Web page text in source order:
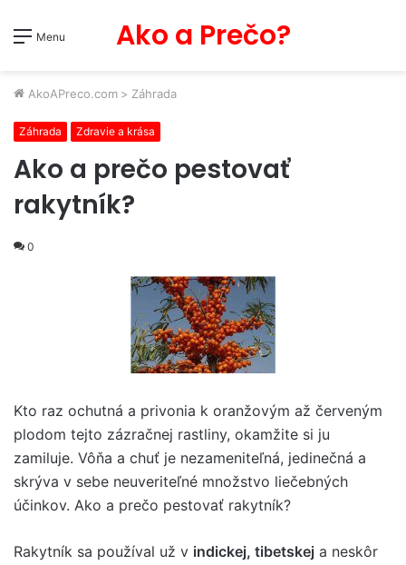
Menu Ako a Prečo?
AkoAPreco.com > Záhrada
Záhrada Zdravie a krása
Ako a prečo pestovať
rakytník?
0
Kto raz ochutná a privonia k oranžovým až červeným
plodom tejto zázračnej rastliny, okamžite si ju
zamiluje. Vôňa a chuť je nezameniteľná, jedinečná a
skrýva v sebe neuveriteľné množstvo liečebných
účinkov. Ako a prečo pestovať rakytník?
Rakytník sa používal už v indickej, tibetskej a neskôr